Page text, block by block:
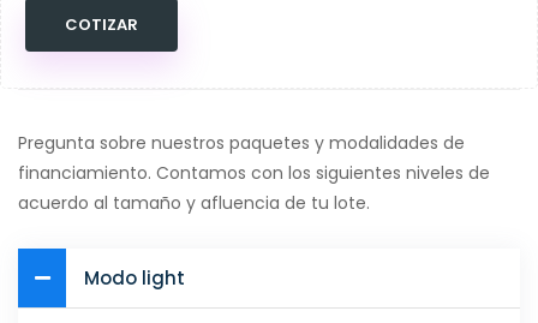
COTIZAR
Pregunta sobre nuestros paquetes y modalidades de
financiamiento. Contamos con los siguientes niveles de
acuerdo al tamaño y afluencia de tu lote.
Modo light